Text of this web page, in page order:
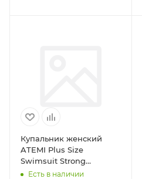
Купальник женский
ATEMI Plus Size
Swimsuit Strong
однопредметный
Есть в наличии